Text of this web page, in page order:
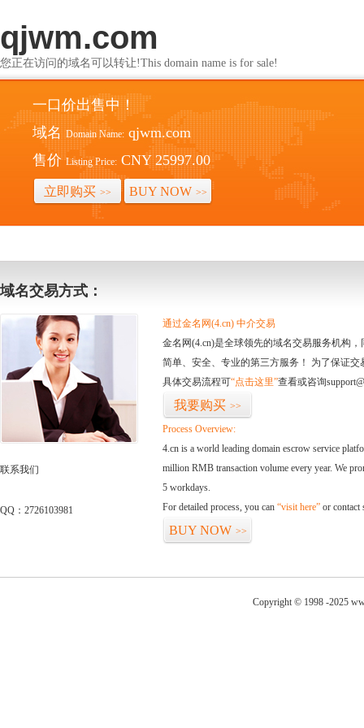
qjwm.com
您正在访问的域名可以转让!This domain name is for sale!
一口价出售中！
域名 Domain Name: qjwm.com
售价 Listing Price: CNY 25997.00
立即购买 >> BUY NOW >>
域名交易方式：
联系我们
QQ：2726103981
通过金名网(4.cn) 中介交易
金名网(4.cn)是全球领先的域名交易服务机构
简单、安全、专业的第三方服务！ 为了保证
具体交易流程可“点击这里”查看或咨询
我要购买 >>
Process Overview:
4.cn is a world leading domain escrow service
million RMB transaction volume every year. We
5 workdays.
For detailed process, you can “visit here” or contact
BUY NOW >>
Copyright © 1998 -2025